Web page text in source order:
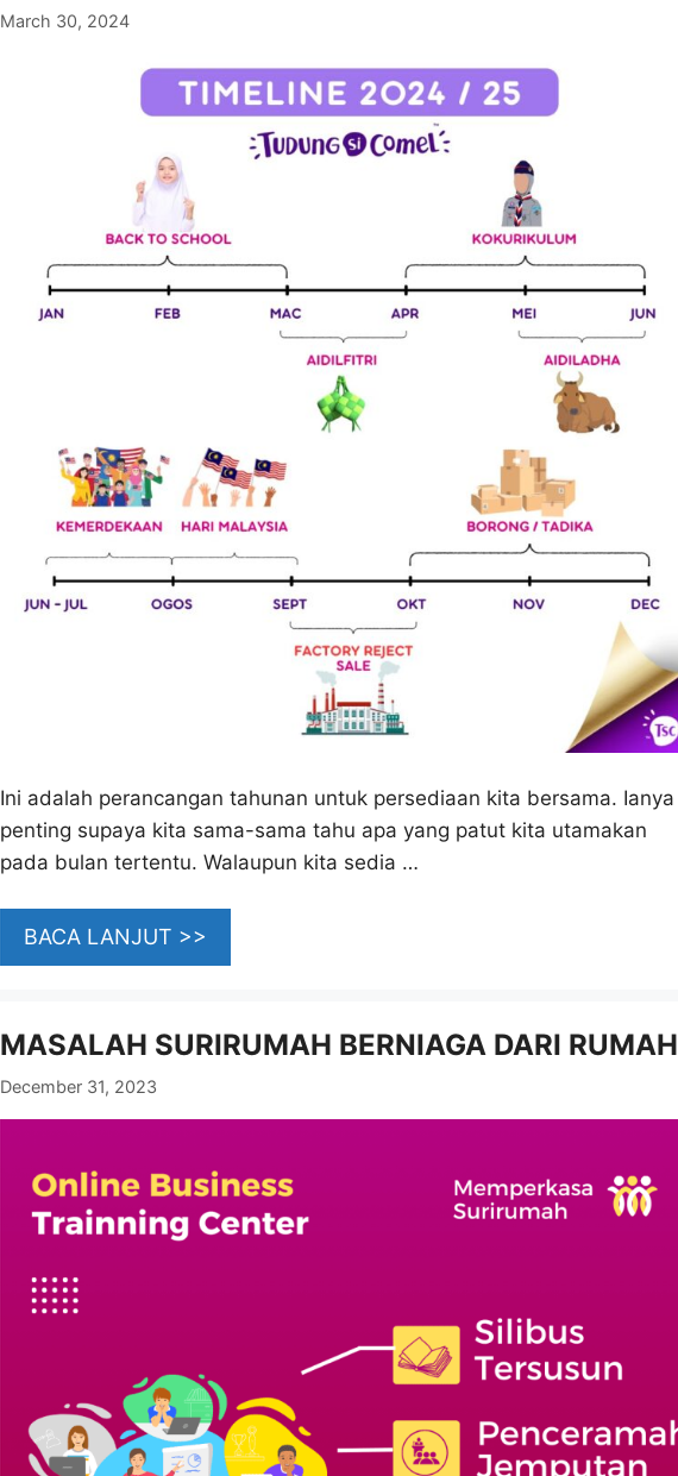
March 30, 2024
Ini adalah perancangan tahunan untuk persediaan kita bersama. Ianya
penting supaya kita sama-sama tahu apa yang patut kita utamakan
pada bulan tertentu. Walaupun kita sedia …
BACA LANJUT >>
MASALAH SURIRUMAH BERNIAGA DARI RUMAH
December 31, 2023